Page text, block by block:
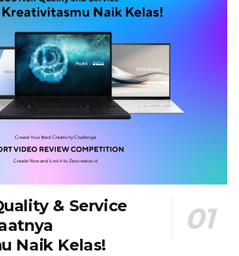
& Service
Naik Kelas!